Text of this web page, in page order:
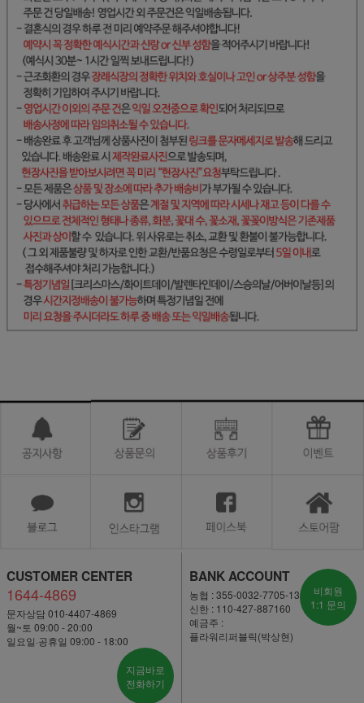
CUSTOMER CENTER
1644-4869
문자상담 010-4407-4869
월~토 09:00 - 20:00
일요일·공휴일 09:00 - 18:00
지금바로
전화하기
BANK ACCOUNT
농협 : 355-0032-7705-13
신한 : 110-427-887160
예금주 :
플라워리퍼블릭(박상현)
비회원
1:1 문의